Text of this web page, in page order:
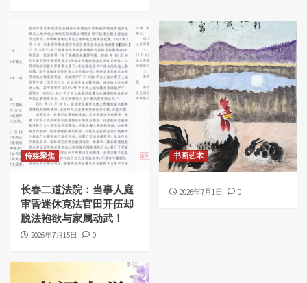
传媒聚焦
长春二道法院：当事人庭
审昏迷休克法官田开伍却
脱法袍欲与家属动武！
2026年7月15日 0
书画艺术
2026年7月1日 0